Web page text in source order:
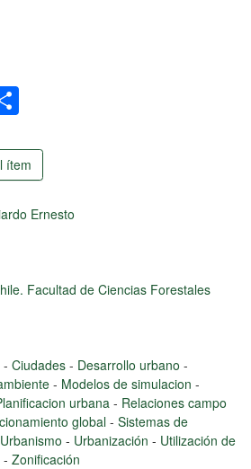
ítem
Ernesto
Facultad de Ciencias Forestales
- Ciudades - Desarrollo urbano -
- Modelos de simulacion -
urbana - Relaciones campo
global - Sistemas de
Urbanismo - Urbanización - Utilización de
- Zonificación